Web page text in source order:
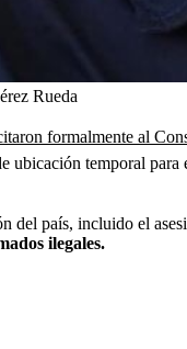
Rueda
formalmente al
ubicación temporal
del país, incluido el
ilegales.